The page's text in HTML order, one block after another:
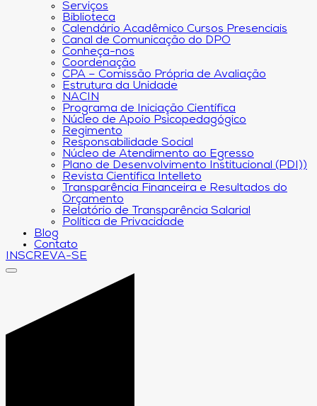
Serviços
Biblioteca
Calendário Acadêmico Cursos Presenciais
Canal de Comunicação do DPO
Conheça-nos
Coordenação
CPA – Comissão Própria de Avaliação
Estrutura da Unidade
NACIN
Programa de Iniciação Científica
Núcleo de Apoio Psicopedagógico
Regimento
Responsabilidade Social
Núcleo de Atendimento ao Egresso
Plano de Desenvolvimento Institucional (PDI))
Revista Científica Intelleto
Transparência Financeira e Resultados do
Orçamento
Relatório de Transparência Salarial
Política de Privacidade
Blog
Contato
INSCREVA-SE